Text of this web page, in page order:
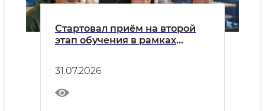
Стартовал приём на второй
этап обучения в рамках
31.07.2026